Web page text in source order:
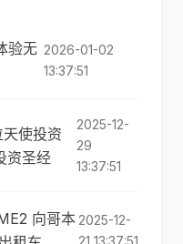
验无 2026-01-02
13:37:51
使投资
资圣经
2025-12-
29
13:37:51
向哥本 2025-12-
21 13:37:51